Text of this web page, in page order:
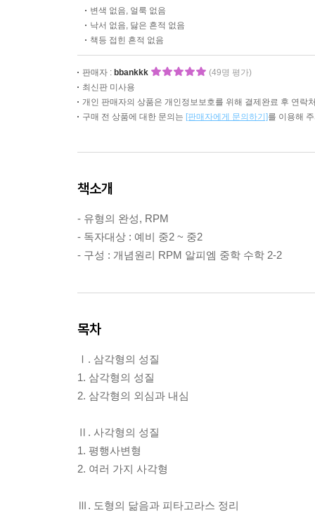
변색 없음, 얼룩 없음
낙서 없음, 닳은 흔적 없음
책등 접힌 흔적 없음
판매자 : bbankkk
(49명 평가)
최신판 미사용
개인 판매자의 상품은 개인정보보호를 위해 결제완료 후 연락
구매 전 상품에 대한 문의는 [판매자에게 문의하기]를 이용해
책소개
- 유형의 완성, RPM
- 독자대상 : 예비 중2 ~ 중2
- 구성 : 개념원리 RPM 알피엠 중학 수학 2-2
목차
Ⅰ. 삼각형의 성질
1. 삼각형의 성질
2. 삼각형의 외심과 내심
Ⅱ. 사각형의 성질
1. 평행사변형
2. 여러 가지 사각형
Ⅲ. 도형의 닮음과 피타고라스 정리